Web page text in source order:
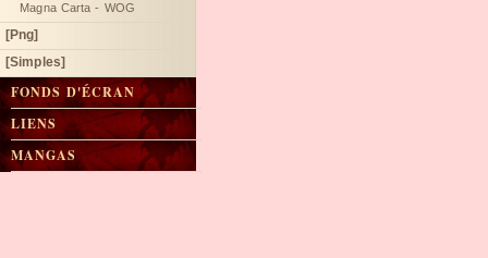
Magna Carta - WOG
[Png]
[Simples]
FONDS D'ÉCRAN
LIENS
MANGAS